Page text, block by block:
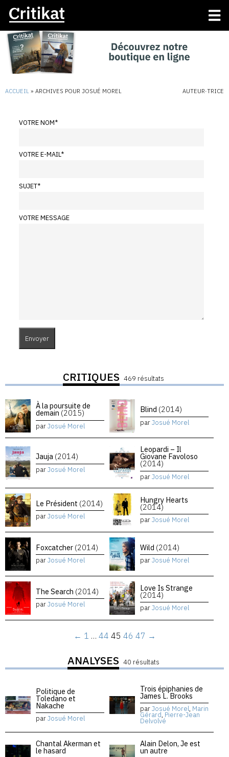
ACCUEIL » ARCHIVES POUR JOSUÉ MOREL AUTEUR·TRICE
VOTRE NOM*
VOTRE E-MAIL*
SUJET*
VOTRE MESSAGE
CRITIQUES 469 résultats
À la poursuite de
demain (2015)
parJosué Morel
Blind (2014)
parJosué Morel
Jauja (2014)
parJosué Morel
Leopardi – Il
Giovane Favoloso
(2014)
parJosué Morel
Le Président (2014)
parJosué Morel
Hungry Hearts
(2014)
parJosué Morel
Foxcatcher (2014)
parJosué Morel
Wild (2014)
parJosué Morel
The Search (2014)
parJosué Morel
Love Is Strange
(2014)
parJosué Morel
← 1 … 44 45 46 47 →
ANALYSES 40 résultats
Politique de
Toledano et
Nakache
parJosué Morel
Trois épiphanies de
James L. Brooks
parJosué Morel, Marin
Gérard, Pierre-Jean
Delvolvé
Chantal Akerman et
le hasard
Alain Delon, Je est
un autre